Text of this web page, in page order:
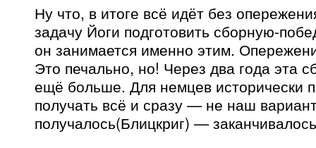
Ну что, в итоге всё идёт без
задачу Йоги подготовить сборную-
он занимается именно этим.
Это печально, но! Через два года эта
ещё больше. Для немцев исторически
получать всё и сразу — не наш
получалось(Блицкриг) —